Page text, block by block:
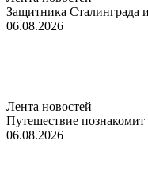
Защитника Сталинграда
06.08.2026
Лента новостей
Путешествие
06.08.2026